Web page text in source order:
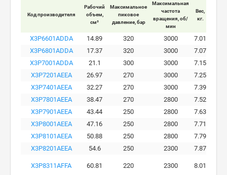
Код производителя
Рабочий
объем,
см³
Максимальное
пиковое
давление, бар
Максимальная
частота
вращения, об/
мин
Вес,
кг.
X3P6601ADDA 14.89 320 3000 7.01
X3P6801ADDA
17.37 320 3000 7.07
X3P7001ADDA
21.1 300 3000 7.15
X3P7201AEEA
26.97 270 3000 7.25
X3P7401AEEA
32.27 270 3000 7.39
X3P7801AEEA
38.47 270 2800 7.52
X3P7901AEEA
43.44 250 2800 7.63
X3P8001AEEA
47.16 250 2800 7.71
X3P8101AEEA
50.88 250 2800 7.79
X3P8201AEEA
54.6 250 2300 7.87
X3P8311AFFA 60.81 220 2300 8.01